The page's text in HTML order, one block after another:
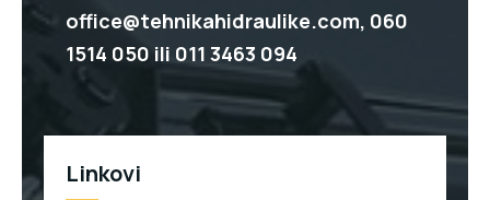
office@tehnikahidraulike.com, 060
1514 050 ili 011 3463 094
Linkovi